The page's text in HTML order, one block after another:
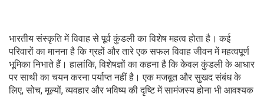
भारतीय संस्कृति में विवाह से पूर्व कुंडली का विशेष महत्व होता है। कई
परिवारों का मानना है कि ग्रहों और तारे एक सफल विवाह जीवन में महत्वपूर्ण
भूमिका निभाते हैं। हालांकि, विशेषज्ञों का कहना है कि केवल कुंडली के आधार
पर साथी का चयन करना पर्याप्त नहीं है। एक मजबूत और सुखद संबंध के
लिए, सोच, मूल्यों, व्यवहार और भविष्य की दृष्टि में सामंजस्य होना भी आवश्यक